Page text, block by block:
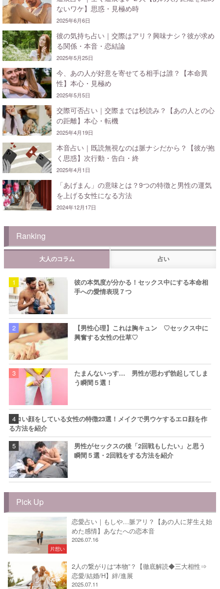
ないワケ】思惑・見極め時
2025年6月6日
彼の気持ち占い｜交際はアリ？興味ナシ？彼が求め
る関係・本音・恋結論
2025年5月25日
今、あの人が好意を寄せてる相手は誰？【本命異
性】本心・見極め
2025年5月5日
交際可否占い｜交際までは秒読み？【あの人との心
の距離】本心・転機
2025年4月19日
本音占い｜既読無視なのは脈ナシだから？【彼が抱
く思惑】次行動・告白・終
2025年4月1日
「あげまん」の意味とは？9つの特徴と男性の運気
を上げる女性になる方法
2024年12月17日
Ranking
大人のコラム 占い
彼の本気度が分かる！セックス中にする本命相
手への愛情表現７つ
【男性心理】これは胸キュン ♡セックス中に
興奮する女性の仕草♡
たまんないっす… 男性が思わず勃起してしま
う瞬間５選！
エロい顔をしている女性の特徴23選！メイクで男ウケするエロ顔を作
る方法を紹介
男性がセックスの後「2回戦もしたい」と思う
瞬間５選・2回戦をする方法を紹介
Pick Up
片想い
恋愛占い｜もしや…脈アリ？【あの人に芽生え始
めた感情】あなたへの恋本音
2026.07.16
2人の繋がりは“本物”？【徹底解読◆三大相性⇒
恋愛/結婚/H】絆/進展
2025.07.11